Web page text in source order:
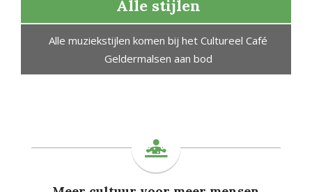
Alle stijlen
Alle muziekstijlen komen bij het Cultureel Café
Geldermalsen aan bod